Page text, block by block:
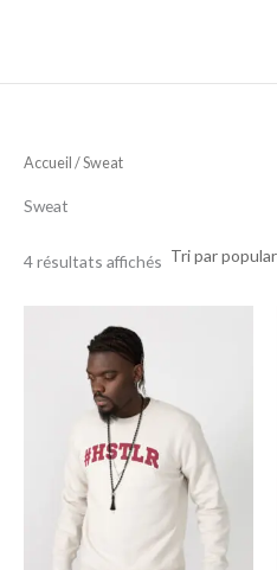
Accueil / Sweat
Sweat
4 résultats affichés